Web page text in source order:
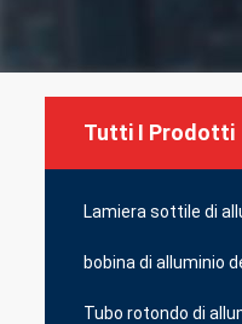
Tutti I Prodotti
Lamiera sottile di
bobina di alluminio
Tubo rotondo di